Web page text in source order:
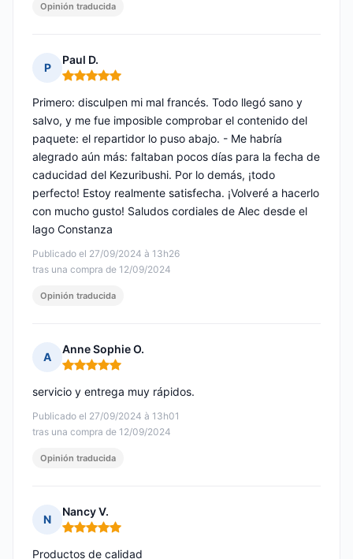
Opinión traducida
P
Paul D.
Nota: 5 de 5
Publicado el 27/09/2024 à 13h26
tras una compra de 12/09/2024
Primero: disculpen mi mal francés. Todo llegó sano y
salvo, y me fue imposible comprobar el contenido del
paquete: el repartidor lo puso abajo. - Me habría
alegrado aún más: faltaban pocos días para la fecha de
caducidad del Kezuribushi. Por lo demás, ¡todo
perfecto! Estoy realmente satisfecha. ¡Volveré a hacerlo
con mucho gusto! Saludos cordiales de Alec desde el
lago Constanza
Opinión traducida
A
Anne Sophie O.
Nota: 5 de 5
Publicado el 27/09/2024 à 13h01
tras una compra de 12/09/2024
servicio y entrega muy rápidos.
Opinión traducida
N
Nancy V.
Nota: 5 de 5
Productos de calidad